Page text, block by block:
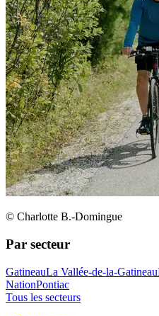
© Charlotte B.-Domingue
Par secteur
GatineauLa Vallée-de-la-Gatineau
NationPontiac
Tous les secteurs